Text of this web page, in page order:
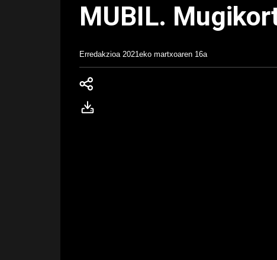
MUBIL.
Erredakzioa 2021eko martxoaren 16a